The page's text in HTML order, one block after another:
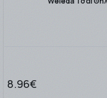
8.96€